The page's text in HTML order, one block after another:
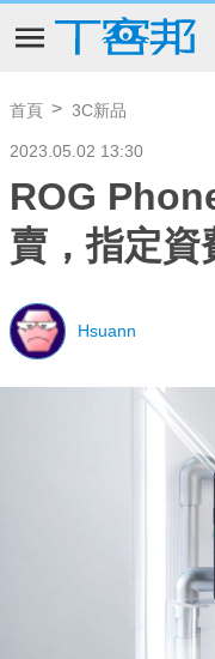
首頁 3C新品
2023.05.02 13:30
ROG
賣，指定資
Hsuann